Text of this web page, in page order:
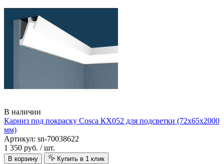
В наличии
Карниз под покраску Cosca КХ052 для подсветки (72х65х2000
мм)
Артикул: sn-70038622
1 350 руб. / шт.
В корзину Купить в 1 клик